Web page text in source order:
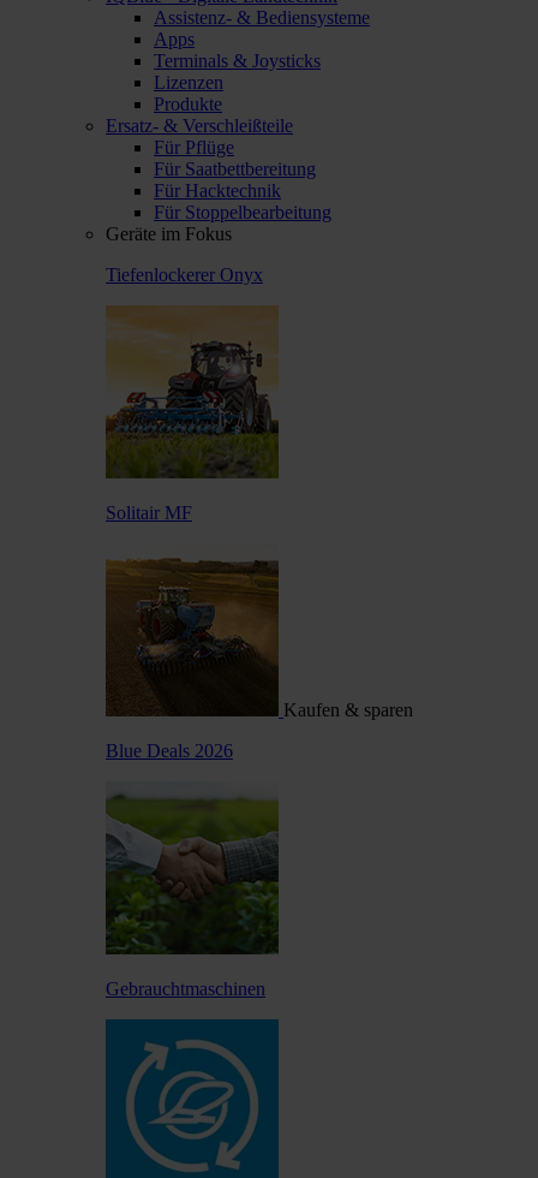
Assistenz- & Bediensysteme
Apps
Terminals & Joysticks
Lizenzen
Produkte
Ersatz- & Verschleißteile
Für Pflüge
Für Saatbettbereitung
Für Hacktechnik
Für Stoppelbearbeitung
Geräte im Fokus
Tiefenlockerer Onyx
Solitair MF
Kaufen & sparen
Blue Deals 2026
Gebrauchtmaschinen